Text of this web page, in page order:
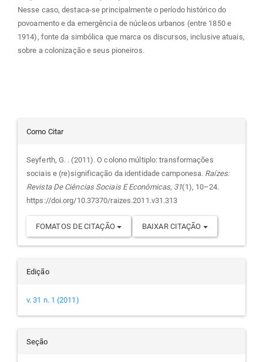
Nesse caso, destaca-se principalmente o período histórico do
povoamento e da emergência de núcleos urbanos (entre 1850 e
1914), fonte da simbólica que marca os discursos, inclusive atuais,
sobre a colonização e seus pioneiros.
Detalhes
do
artigo
Como Citar
Seyferth, G. . (2011). O colono múltiplo: transformações
sociais e (re)significação da identidade camponesa. Raízes:
Revista De Ciências Sociais E Econômicas, 31(1), 10–24.
https://doi.org/10.37370/raizes.2011.v31.313
FOMATOS DE CITAÇÃO BAIXAR CITAÇÃO
Edição
v. 31 n. 1 (2011)
Seção